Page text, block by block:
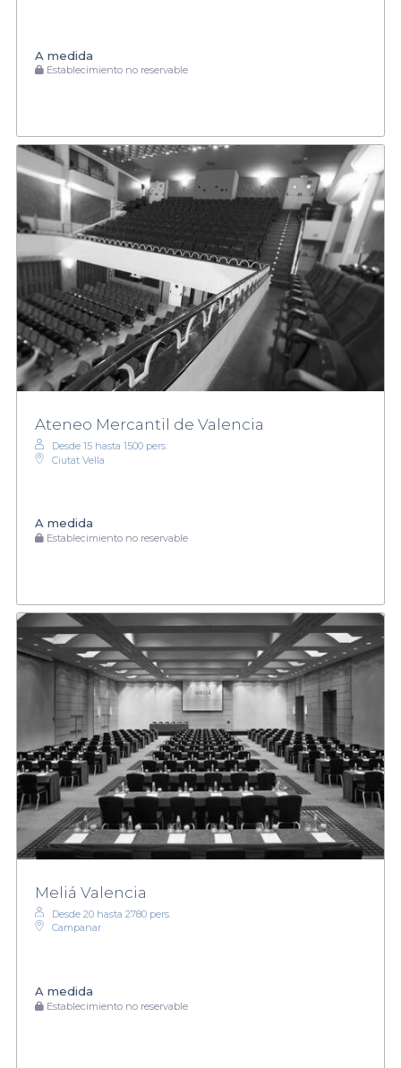
A medida
Establecimiento no reservable
Ateneo Mercantil de Valencia
Desde 15 hasta 1500 pers.
Ciutat Vella
A medida
Establecimiento no reservable
Meliá Valencia
Desde 20 hasta 2780 pers.
Campanar
A medida
Establecimiento no reservable